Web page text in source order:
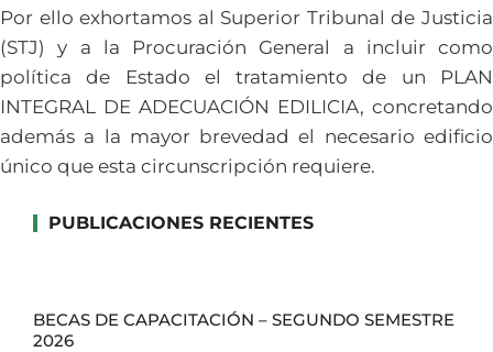
Por ello exhortamos al Superior Tribunal de Justicia
(STJ) y a la Procuración General a incluir como
política de Estado el tratamiento de un PLAN
INTEGRAL DE ADECUACIÓN EDILICIA, concretando
además a la mayor brevedad el necesario edificio
único que esta circunscripción requiere.
PUBLICACIONES RECIENTES
BECAS DE CAPACITACIÓN – SEGUNDO SEMESTRE
2026